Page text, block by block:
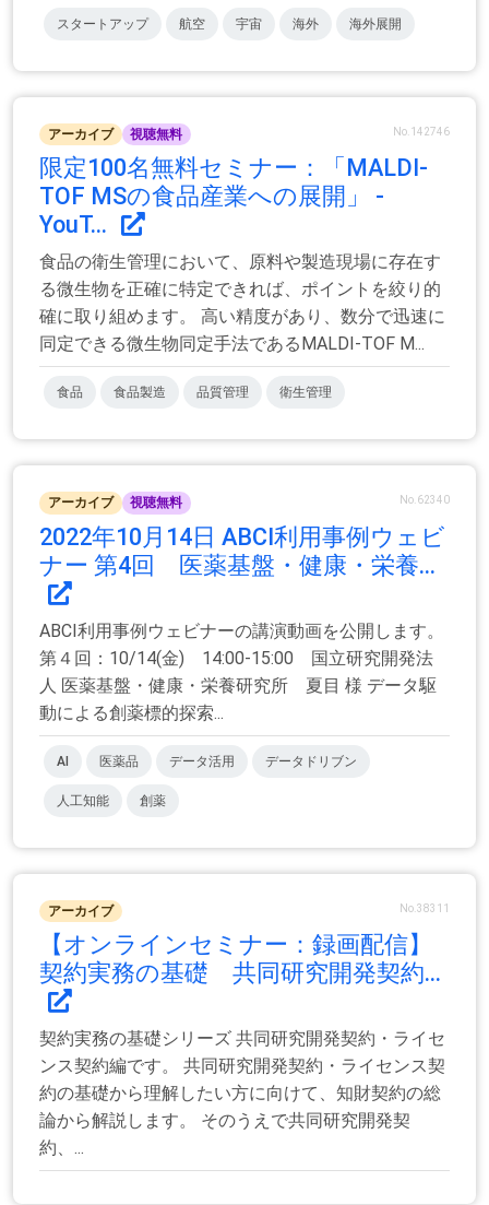
スタートアップ 航空 宇宙 海外 海外展開
アーカイブ 視聴無料 No.142746
限定100名無料セミナー：「MALDI-
TOF MSの食品産業への展開」 -
YouT...
食品の衛生管理において、原料や製造現場に存在す
る微生物を正確に特定できれば、ポイントを絞り的
確に取り組めます。 高い精度があり、数分で迅速に
同定できる微生物同定手法であるMALDI-TOF M...
食品 食品製造 品質管理 衛生管理
アーカイブ 視聴無料 No.62340
2022年10月14日 ABCI利用事例ウェビ
ナー 第4回 医薬基盤・健康・栄養...
ABCI利用事例ウェビナーの講演動画を公開します。
第４回：10/14(金) 14:00-15:00 国立研究開発法
人 医薬基盤・健康・栄養研究所 夏目 様 データ駆
動による創薬標的探索...
AI 医薬品 データ活用 データドリブン
人工知能 創薬
アーカイブ No.38311
【オンラインセミナー：録画配信】
契約実務の基礎 共同研究開発契約...
契約実務の基礎シリーズ 共同研究開発契約・ライセ
ンス契約編です。 共同研究開発契約・ライセンス契
約の基礎から理解したい方に向けて、知財契約の総
論から解説します。 そのうえで共同研究開発契
約、...